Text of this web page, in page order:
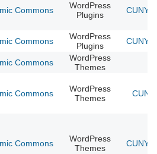
Commons
WordPress
Plugins
CUNY
Commons
WordPress
Plugins
CUNY
Commons
WordPress
Themes
Commons
WordPress
Themes
Commons
WordPress
Themes
CUNY